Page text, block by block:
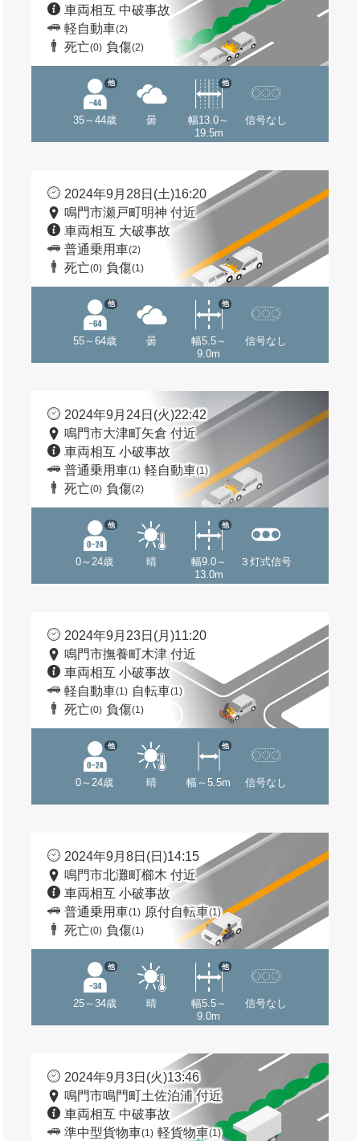
車両相互 中破事故
軽自動車(2)
死亡(0) 負傷(2)
35～44歳
他
曇
幅13.0～
19.5m
他
信号なし
2024年9月28日(土)16:20
鳴門市瀬戸町明神 付近
車両相互 大破事故
普通乗用車(2)
死亡(0) 負傷(1)
55～64歳
他
曇
幅5.5～
9.0m
他
信号なし
2024年9月24日(火)22:42
鳴門市大津町矢倉 付近
車両相互 小破事故
普通乗用車(1) 軽自動車(1)
死亡(0) 負傷(2)
0～24歳
他
晴
幅9.0～
13.0m
他
３灯式信号
2024年9月23日(月)11:20
鳴門市撫養町木津 付近
車両相互 小破事故
軽自動車(1) 自転車(1)
死亡(0) 負傷(1)
0～24歳
他
晴 幅～5.5m
他
信号なし
2024年9月8日(日)14:15
鳴門市北灘町櫛木 付近
車両相互 小破事故
普通乗用車(1) 原付自転車(1)
死亡(0) 負傷(1)
25～34歳
他
晴
幅5.5～
9.0m
他
信号なし
2024年9月3日(火)13:46
鳴門市鳴門町土佐泊浦 付近
車両相互 中破事故
準中型貨物車(1) 軽貨物車(1)